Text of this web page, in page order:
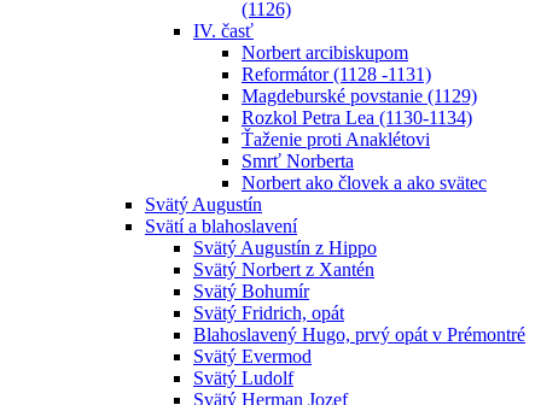
(1126)
IV. časť
Norbert arcibiskupom
Reformátor (1128 -1131)
Magdeburské povstanie (1129)
Rozkol Petra Lea (1130-1134)
Ťaženie proti Anaklétovi
Smrť Norberta
Norbert ako človek a ako svätec
Svätý Augustín
Svätí a blahoslavení
Svätý Augustín z Hippo
Svätý Norbert z Xantén
Svätý Bohumír
Svätý Fridrich, opát
Blahoslavený Hugo, prvý opát v Prémontré
Svätý Evermod
Svätý Ludolf
Svätý Herman Jozef